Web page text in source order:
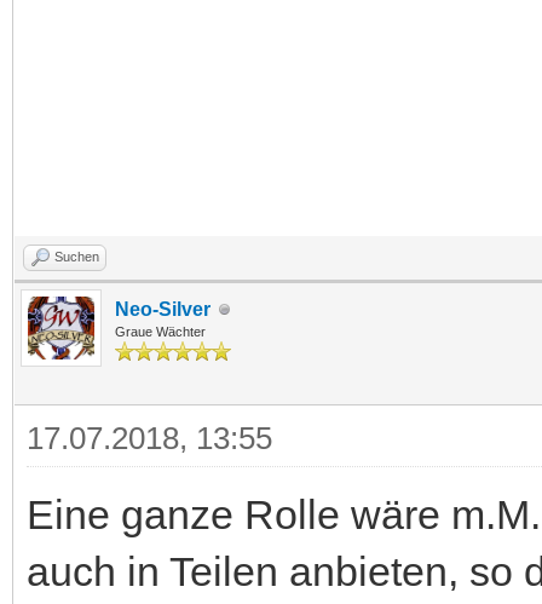
Suchen
Neo-Silver
Graue Wächter
17.07.2018, 13:55
Eine ganze Rolle wäre
auch in Teilen anbieten, so